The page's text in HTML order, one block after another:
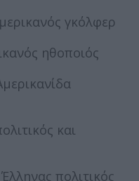
γκόλφερ
ηθοποιός
και
πολιτικός